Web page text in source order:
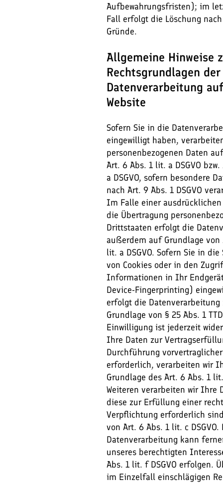
Aufbewahrungsfristen); im
Fall erfolgt die Löschung
Gründe.
Allgemeine Hinweise
Rechtsgrundlagen der
Datenverarbeitung
Website
Sofern Sie in die
eingewilligt haben,
personenbezogenen Daten
Art. 6 Abs. 1 lit. a DSGVO
a DSGVO, sofern besondere
nach Art. 9 Abs. 1 DSGVO
Im Falle einer
die Übertragung
Drittstaaten erfolgt die
außerdem auf Grundlage von
lit. a DSGVO. Sofern Sie in
von Cookies oder in den
Informationen in Ihr
Device-Fingerprinting)
erfolgt die
Grundlage von § 25 Abs. 1
Einwilligung ist jederzeit
Ihre Daten zur
Durchführung
erforderlich, verarbeiten wir
Grundlage des Art. 6 Abs. 1 lit.
Weiteren verarbeiten wir Ihre
diese zur Erfüllung einer
Verpflichtung erforderlich
von Art. 6 Abs. 1 lit. c DSGVO.
Datenverarbeitung kann
unseres berechtigten
Abs. 1 lit. f DSGVO erfolgen.
im Einzelfall einschlägigen